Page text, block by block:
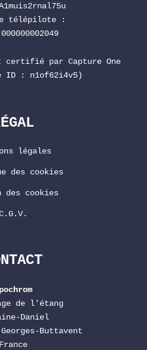
télépilote :
000000002049
certifié par Capture One
: n1of62i4v5)
légales
des cookies
des cookies
de l'étang
Daniel
Buttavent
France